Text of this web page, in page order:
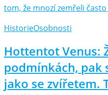
tom, že mnozí zemřeli
HistorieOsobnosti
Hottentot Venus:
podmínkách, pak
jako se zvířetem.